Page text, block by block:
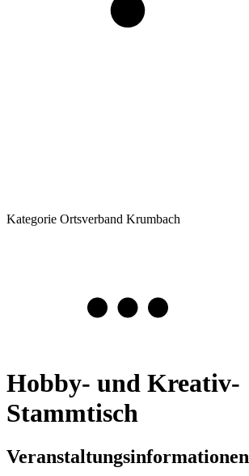
Kategorie Ortsverband Krumbach
Hobby- und Kreativ-
Stammtisch
Veranstaltungsinformationen